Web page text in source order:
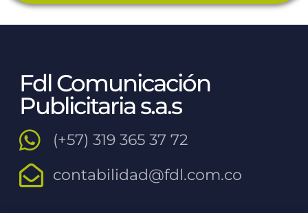
Fdl Comunicación
Publicitaria s.a.s
(+57) 319 365 37 72
contabilidad@fdl.com.co